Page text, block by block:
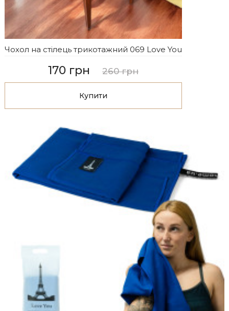
Чохол на стілець трикотажний 069 Love You
170 грн 260 грн
Купити